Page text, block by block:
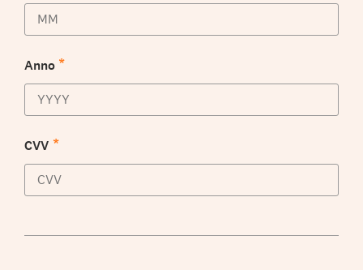
Anno *
CVV *